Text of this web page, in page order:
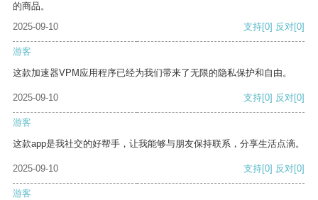
的商品。
2025-09-10
支持[0] 反对[0]
游客
这款加速器VPM应用程序已经为我们带来了无限的隐私保护和自由。
2025-09-10 支持[0] 反对[0]
游客
这款app是我社交的好帮手，让我能够与朋友保持联系，分享生活点滴。
2025-09-10 支持[0] 反对[0]
游客